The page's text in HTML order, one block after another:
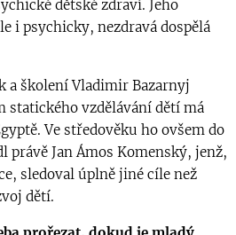
dětské zdraví. Jeho
i psychicky, nezdravá dospělá
a školení Vladimir Bazarnyj
statického vzdělávání dětí má
Ve středověku ho ovšem do
právě Jan Ámos Komenský, jenž,
sledoval úplně jiné cíle než
dětí.